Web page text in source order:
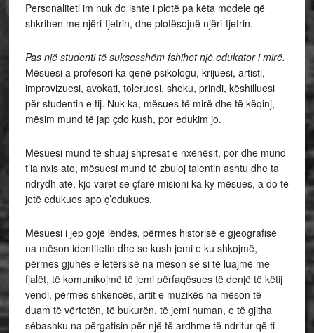
Personaliteti im nuk do ishte i plotë pa këta modele që
shkrihen me njëri-tjetrin, dhe plotësojnë njëri-tjetrin.
Pas një studenti të suksesshëm fshihet një edukator i mirë.
Mësuesi a profesori ka qenë psikologu, krijuesi, artisti,
improvizuesi, avokati, toleruesi, shoku, prindi, këshilluesi
për studentin e tij. Nuk ka, mësues të mirë dhe të këqinj,
mësim mund të jap çdo kush, por edukim jo.
Mësuesi mund të shuaj shpresat e nxënësit, por dhe mund
t’ia nxis ato, mësuesi mund të zbuloj talentin ashtu dhe ta
ndrydh atë, kjo varet se çfarë misioni ka ky mësues, a do të
jetë edukues apo ç’edukues.
Mësuesi i jep gojë lëndës, përmes historisë e gjeografisë
na mëson identitetin dhe se kush jemi e ku shkojmë,
përmes gjuhës e letërsisë na mëson se si të luajmë me
fjalët, të komunikojmë të jemi përfaqësues të denjë të këtij
vendi, përmes shkencës, artit e muzikës na mëson të
duam të vërtetën, të bukurën, të jemi human, e të gjitha
sëbashku na përgatisin për një të ardhme të ndritur që ti